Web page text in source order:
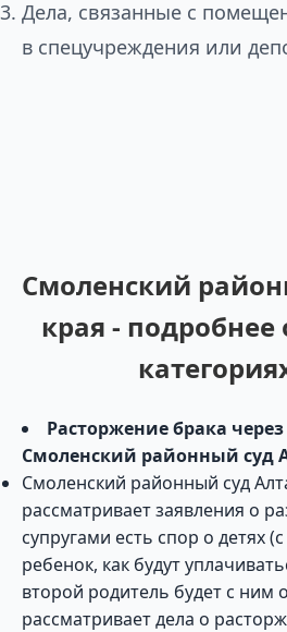
Дела, связанные с
в спецучреждения или
Смоленский
края -
Расторжение брака через
Смоленский районный суд
Смоленский районный суд
рассматривает заявления о
супругами есть спор о детях
ребенок, как будут
второй родитель будет с ним
рассматривает дела о